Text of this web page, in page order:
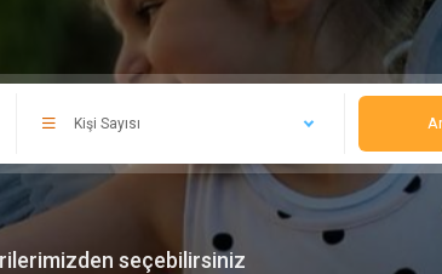
Kişi Sayısı
seçebilirsiniz